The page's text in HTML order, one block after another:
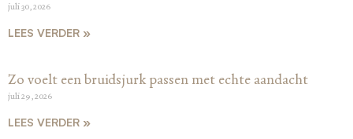
juli 30, 2026
LEES VERDER »
Zo voelt een bruidsjurk passen met echte aandacht
juli 29, 2026
LEES VERDER »